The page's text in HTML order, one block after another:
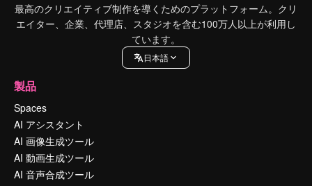
最高のクリエイティブ制作を導くためのプラットフォーム。クリ
エイター、企業、代理店、スタジオを含む100万人以上が利用し
ています。
日本語
製品
Spaces
AI アシスタント
AI 画像生成ツール
AI 動画生成ツール
AI 音声合成ツール